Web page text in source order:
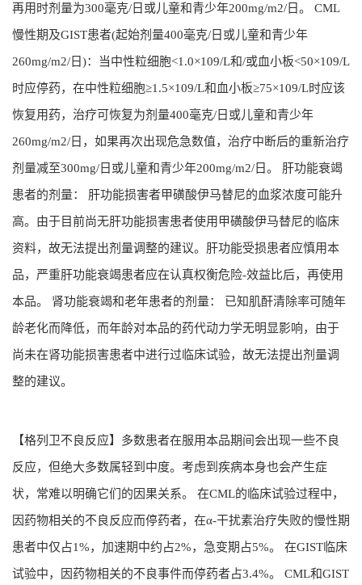
再用时剂量为300毫克/日或儿童和青少年200mg/m2/日。 CML
慢性期及GIST患者(起始剂量400毫克/日或儿童和青少年
260mg/m2/日)：当中性粒细胞<1.0×109/L和/或血小板<50×109/L
时应停药，在中性粒细胞≥1.5×109/L和血小板≥75×109/L时应该
恢复用药，治疗可恢复为剂量400毫克/日或儿童和青少年
260mg/m2/日，如果再次出现危急数值，治疗中断后的重新治疗
剂量减至300mg/日或儿童和青少年200mg/m2/日。 肝功能衰竭
患者的剂量： 肝功能损害者甲磺酸伊马替尼的血浆浓度可能升
高。由于目前尚无肝功能损害患者使用甲磺酸伊马替尼的临床
资料，故无法提出剂量调整的建议。肝功能受损患者应慎用本
品，严重肝功能衰竭患者应在认真权衡危险-效益比后，再使用
本品。 肾功能衰竭和老年患者的剂量： 已知肌酐清除率可随年
龄老化而降低，而年龄对本品的药代动力学无明显影响，由于
尚未在肾功能损害患者中进行过临床试验，故无法提出剂量调
整的建议。
【格列卫不良反应】多数患者在服用本品期间会出现一些不良
反应，但绝大多数属轻到中度。考虑到疾病本身也会产生症
状，常难以明确它们的因果关系。 在CML的临床试验过程中，
因药物相关的不良反应而停药者，在α-干扰素治疗失败的慢性期
患者中仅占1%，加速期中约占2%，急变期占5%。 在GIST临床
试验中，因药物相关的不良事件而停药者占3.4%。 CML和GIST